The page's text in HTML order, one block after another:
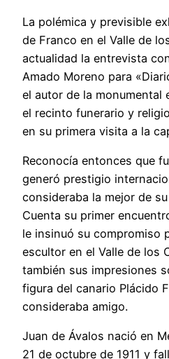
La polémica y previsible
de Franco en el Valle de
actualidad la entrevista
Amado Moreno para
el autor de la monumental
el recinto funerario y
en su primera visita a la
Reconocía entonces que
generó prestigio
consideraba la mejor de
Cuenta su primer
le insinuó su compromiso
escultor en el Valle de los
también sus impresiones
figura del canario Plácido
consideraba amigo.
Juan de Ávalos nació en
21 de octubre de 1911 y